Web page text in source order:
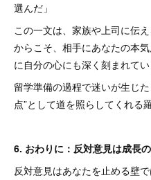
選んだ」
この一文は、家族や上司に伝
からこそ、相手にあなたの本
に自分の心にも深く刻まれてい
留学準備の過程で迷いが生じ
点”として道を照らしてくれる
6. おわりに：反対意見は成長
反対意見はあなたを止める壁